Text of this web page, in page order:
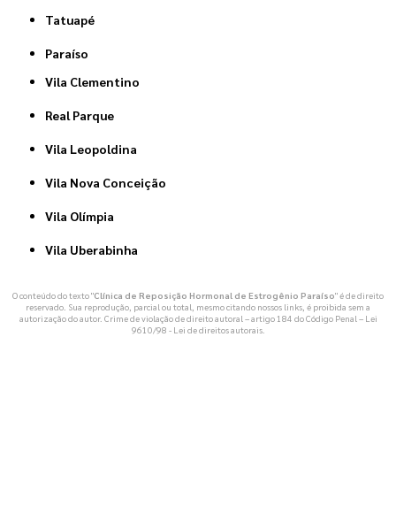
Tatuapé
Paraíso
Vila Clementino
Real Parque
Vila Leopoldina
Vila Nova Conceição
Vila Olímpia
Vila Uberabinha
O conteúdo do texto "Clínica de Reposição Hormonal de Estrogênio Paraíso" é de direito
reservado. Sua reprodução, parcial ou total, mesmo citando nossos links, é proibida sem a
autorização do autor. Crime de violação de direito autoral – artigo 184 do Código Penal – Lei
9610/98 - Lei de direitos autorais.